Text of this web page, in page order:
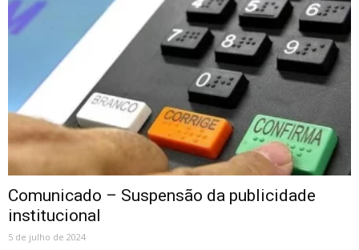
Comunicado – Suspensão da publicidade
institucional
5 de julho de 2024